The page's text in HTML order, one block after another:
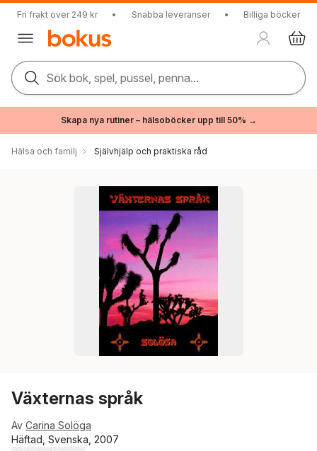
Fri frakt över 249 kr • Snabba leveranser • Billiga böcker
Sök bok, spel, pussel, penna...
Skapa nya rutiner – hälsoböcker upp till 50% →
Hälsa och familj Självhjälp och praktiska råd
Växternas språk
Av Carina Solöga
Häftad, Svenska, 2007